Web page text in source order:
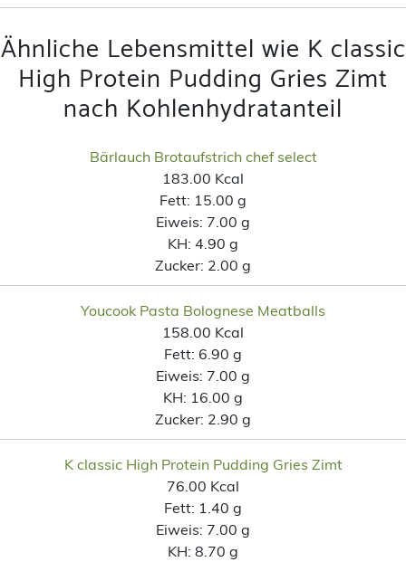
Ähnliche Lebensmittel wie K classic
High Protein Pudding Gries Zimt
nach Kohlenhydratanteil
Bärlauch Brotaufstrich chef select
183.00 Kcal
Fett: 15.00 g
Eiweis: 7.00 g
KH: 4.90 g
Zucker: 2.00 g
Youcook Pasta Bolognese Meatballs
158.00 Kcal
Fett: 6.90 g
Eiweis: 7.00 g
KH: 16.00 g
Zucker: 2.90 g
K classic High Protein Pudding Gries Zimt
76.00 Kcal
Fett: 1.40 g
Eiweis: 7.00 g
KH: 8.70 g